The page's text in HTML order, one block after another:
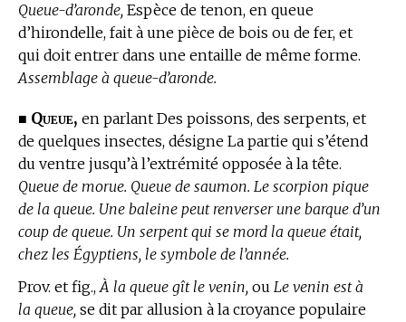
Queue-d’aronde, Espèce de tenon, en queue
d’hirondelle, fait à une pièce de bois ou de fer, et
qui doit entrer dans une entaille de même forme.
Assemblage à queue-d’aronde.
■ Queue, en parlant Des poissons, des serpents, et
de quelques insectes, désigne La partie qui s’étend
du ventre jusqu’à l’extrémité opposée à la tête.
Queue de morue. Queue de saumon. Le scorpion pique
de la queue. Une baleine peut renverser une barque d’un
coup de queue. Un serpent qui se mord la queue était,
chez les Égyptiens, le symbole de l’année.
Prov. et fig.,À la queue gît le venin, ou Le venin est à
la queue, se dit par allusion à la croyance populaire